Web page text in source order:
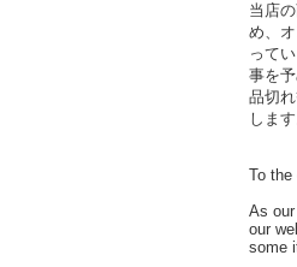
当店
め、
って
事を予
品切
します
To the
As
our
some